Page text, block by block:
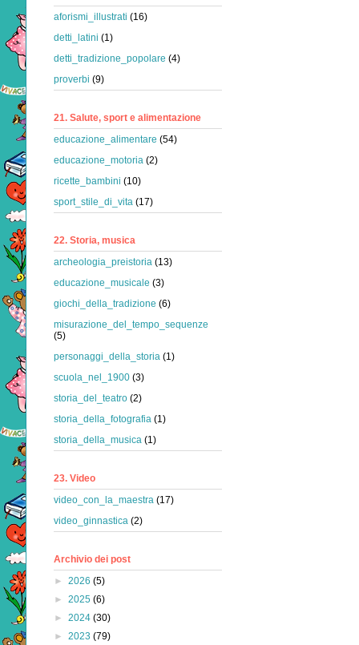
aforismi_illustrati (16)
detti_latini (1)
detti_tradizione_popolare (4)
proverbi (9)
21. Salute, sport e alimentazione
educazione_alimentare (54)
educazione_motoria (2)
ricette_bambini (10)
sport_stile_di_vita (17)
22. Storia, musica
archeologia_preistoria (13)
educazione_musicale (3)
giochi_della_tradizione (6)
misurazione_del_tempo_sequenze
(5)
personaggi_della_storia (1)
scuola_nel_1900 (3)
storia_del_teatro (2)
storia_della_fotografia (1)
storia_della_musica (1)
23. Video
video_con_la_maestra (17)
video_ginnastica (2)
Archivio dei post
► 2026 (5)
► 2025 (6)
► 2024 (30)
► 2023 (79)